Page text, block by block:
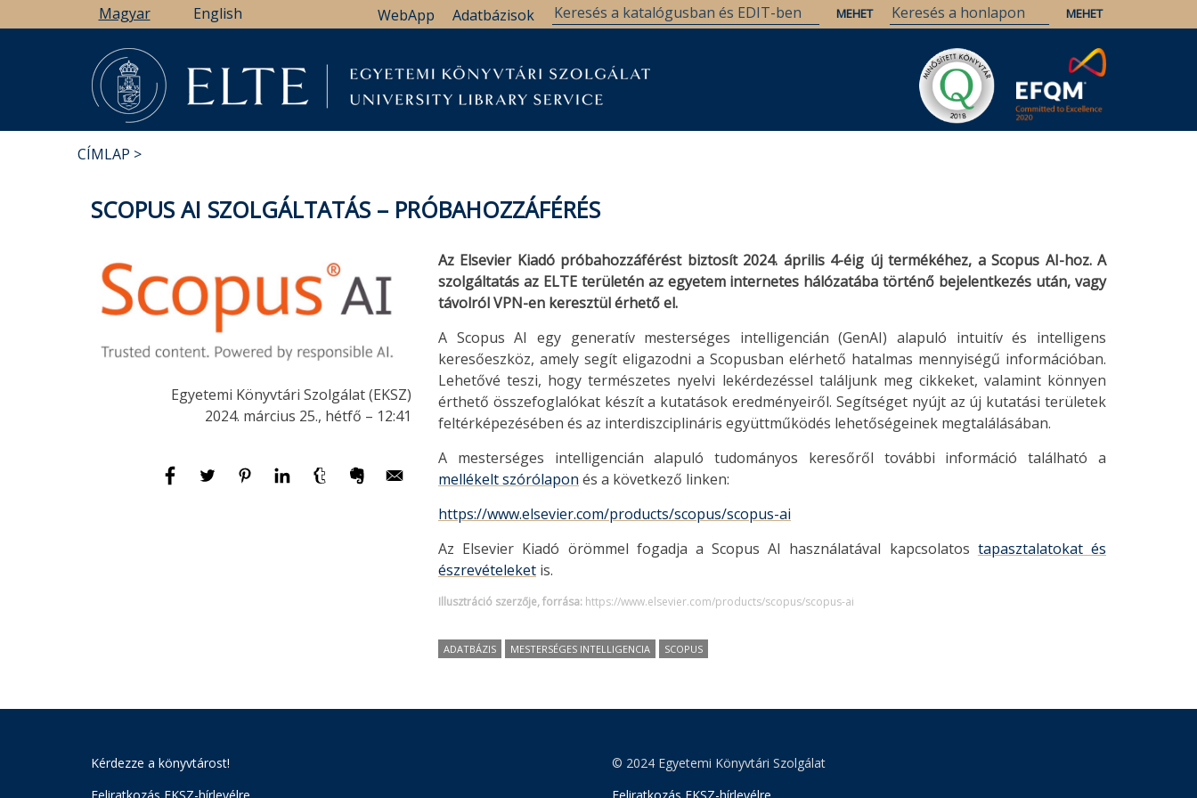
a
Magyar English Adatbázisok
WebApp
CÍMLAP
SCOPUS AI SZOLGÁLTATÁS – PRÓBAHOZZÁFÉRÉS
Egyetemi Könyvtári Szolgálat (EKSZ)
2024. március 25., hétfő – 12:41
Az Elsevier Kiadó próbahozzáférést biztosít 2024. április 4-éig új termékéhez, a Scopus AI-hoz. A
szolgáltatás az ELTE területén az egyetem internetes hálózatába történő bejelentkezés után, vagy
távolról VPN-en keresztül érhető el.
A Scopus AI egy generatív mesterséges intelligencián (GenAI) alapuló intuitív és intelligens
keresőeszköz, amely segít eligazodni a Scopusban elérhető hatalmas mennyiségű információban.
Lehetővé teszi, hogy természetes nyelvi lekérdezéssel találjunk meg cikkeket, valamint könnyen
érthető összefoglalókat készít a kutatások eredményeiről. Segítséget nyújt az új kutatási területek
feltérképezésében és az interdiszciplináris együttműködés lehetőségeinek megtalálásában.
A mesterséges intelligencián alapuló tudományos keresőről további információ található a
mellékelt szórólapon és a következő linken:
https://www.elsevier.com/products/scopus/scopus-ai
Az Elsevier Kiadó örömmel fogadja a Scopus AI használatával kapcsolatos tapasztalatokat és
észrevételeket is.
Illusztráció szerzője, forrása: https://www.elsevier.com/products/scopus/scopus-ai
ADATBÁZIS MESTERSÉGES INTELLIGENCIA SCOPUS
Kérdezze a könyvtárost!
© 2024 Egyetemi Könyvtári Szolgálat